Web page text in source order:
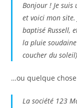
Bonjour ! Je
et voici mon site.
baptisé Russell,
la pluie
coucher du
…ou quelque
La société 123